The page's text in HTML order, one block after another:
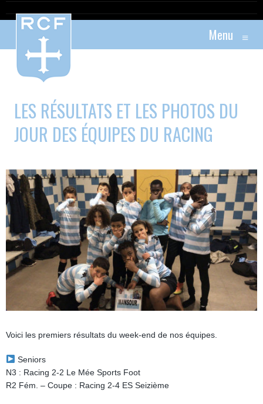
Menu ≡
LES RÉSULTATS ET LES PHOTOS DU
JOUR DES ÉQUIPES DU RACING
Voici les premiers résultats du week-end de nos équipes.
Seniors
N3 : Racing 2-2 Le Mée Sports Foot
R2 Fém. – Coupe : Racing 2-4 ES Seizième